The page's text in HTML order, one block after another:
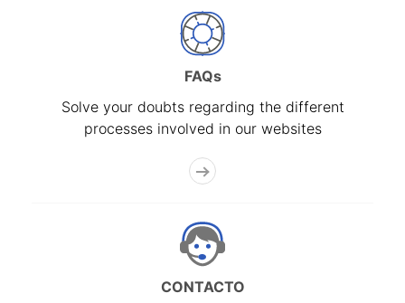
FAQs
Solve your doubts regarding the different
processes involved in our websites
CONTACTO